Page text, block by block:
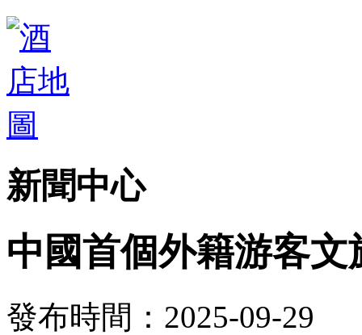
新聞中心
中國首個外籍游客
發布時間：2025-09-29